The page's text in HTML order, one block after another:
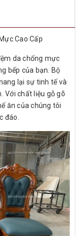
Cao Cấp
da chống mực
bếp của bạn. Bộ
lại sự tinh tế và
Với chất liệu gỗ gõ
ăn của chúng tôi
đáo.